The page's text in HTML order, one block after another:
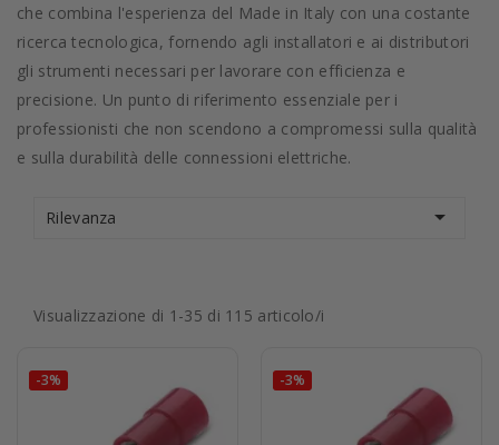
che combina l'esperienza del Made in Italy con una costante
ricerca tecnologica, fornendo agli installatori e ai distributori
gli strumenti necessari per lavorare con efficienza e
precisione. Un punto di riferimento essenziale per i
professionisti che non scendono a compromessi sulla qualità
e sulla durabilità delle connessioni elettriche.
Rilevanza 
Visualizzazione di 1-35 di 115 articolo/i
-3% -3%